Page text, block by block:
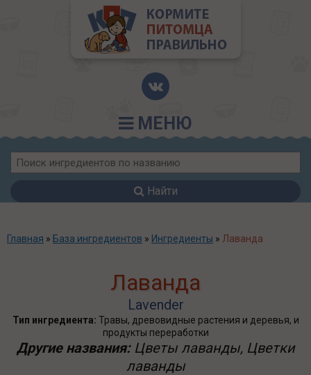
МЕНЮ
Найти
Главная » База ингредиентов » Ингредиенты » Лаванда
Лаванда
Lavender
Тип ингредиента: Травы, древовидные растения и деревья, и
продукты переработки
Другие названия:Цветы лаванды, Цветки
лаванды